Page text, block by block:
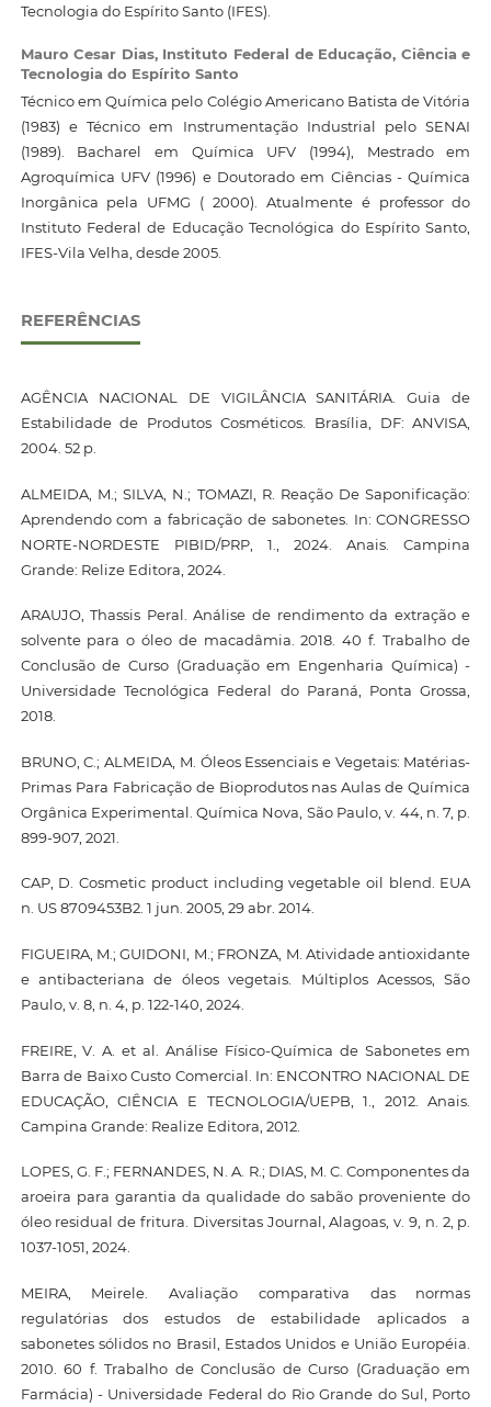
Tecnologia do Espírito Santo (IFES).
Mauro Cesar Dias, Instituto Federal de Educação, Ciência e
Tecnologia do Espírito Santo
Técnico em Química pelo Colégio Americano Batista de Vitória
(1983) e Técnico em Instrumentação Industrial pelo SENAI
(1989). Bacharel em Química UFV (1994), Mestrado em
Agroquímica UFV (1996) e Doutorado em Ciências - Química
Inorgânica pela UFMG ( 2000). Atualmente é professor do
Instituto Federal de Educação Tecnológica do Espírito Santo,
IFES-Vila Velha, desde 2005.
REFERÊNCIAS
AGÊNCIA NACIONAL DE VIGILÂNCIA SANITÁRIA. Guia de
Estabilidade de Produtos Cosméticos. Brasília, DF: ANVISA,
2004. 52 p.
ALMEIDA, M.; SILVA, N.; TOMAZI, R. Reação De Saponificação:
Aprendendo com a fabricação de sabonetes. In: CONGRESSO
NORTE-NORDESTE PIBID/PRP, 1., 2024. Anais. Campina
Grande: Relize Editora, 2024.
ARAUJO, Thassis Peral. Análise de rendimento da extração e
solvente para o óleo de macadâmia. 2018. 40 f. Trabalho de
Conclusão de Curso (Graduação em Engenharia Química) -
Universidade Tecnológica Federal do Paraná, Ponta Grossa,
2018.
BRUNO, C.; ALMEIDA, M. Óleos Essenciais e Vegetais: Matérias-
Primas Para Fabricação de Bioprodutos nas Aulas de Química
Orgânica Experimental. Química Nova, São Paulo, v. 44, n. 7, p.
899-907, 2021.
CAP, D. Cosmetic product including vegetable oil blend. EUA
n. US 8709453B2. 1 jun. 2005, 29 abr. 2014.
FIGUEIRA, M.; GUIDONI, M.; FRONZA, M. Atividade antioxidante
e antibacteriana de óleos vegetais. Múltiplos Acessos, São
Paulo, v. 8, n. 4, p. 122-140, 2024.
FREIRE, V. A. et al. Análise Físico-Química de Sabonetes em
Barra de Baixo Custo Comercial. In: ENCONTRO NACIONAL DE
EDUCAÇÃO, CIÊNCIA E TECNOLOGIA/UEPB, 1., 2012. Anais.
Campina Grande: Realize Editora, 2012.
LOPES, G. F.; FERNANDES, N. A. R.; DIAS, M. C. Componentes da
aroeira para garantia da qualidade do sabão proveniente do
óleo residual de fritura. Diversitas Journal, Alagoas, v. 9, n. 2, p.
1037-1051, 2024.
MEIRA, Meirele. Avaliação comparativa das normas
regulatórias dos estudos de estabilidade aplicados a
sabonetes sólidos no Brasil, Estados Unidos e União Européia.
2010. 60 f. Trabalho de Conclusão de Curso (Graduação em
Farmácia) - Universidade Federal do Rio Grande do Sul, Porto